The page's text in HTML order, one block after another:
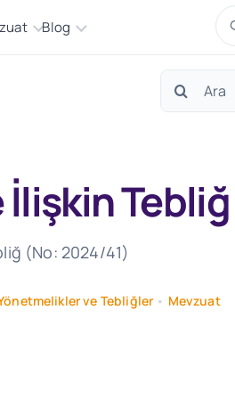
Blog
Search
(No: 2024/41)
ve Tebliğler • Mevzuat